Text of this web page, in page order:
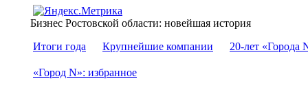
Бизнес Ростовской области: новейшая история
Итоги года
Крупнейшие компании 20-лет «Города
«Город N»: избранное